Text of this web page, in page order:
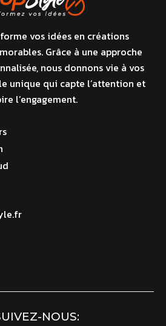
vos idées en créations
Grâce à une approche
nous donnons vie à vos
unique qui capte l’attention et
l’engagement.
NOUS: